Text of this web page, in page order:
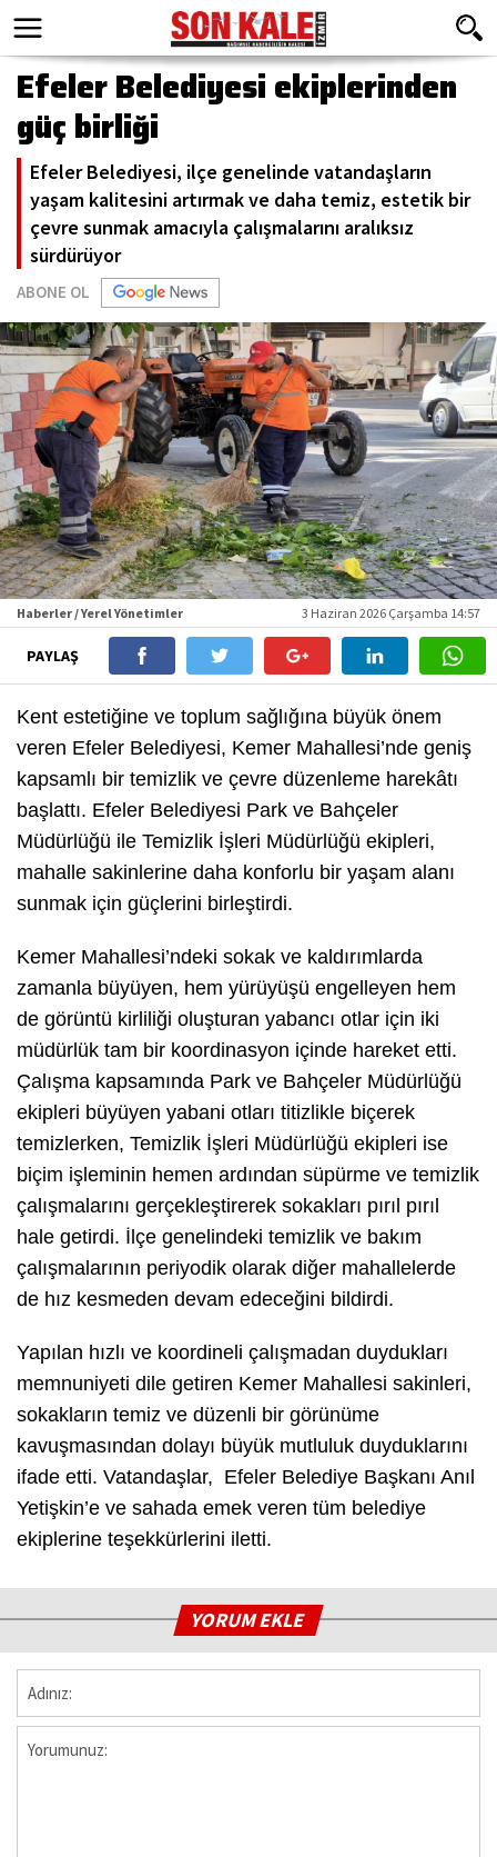
Efeler Belediyesi ekiplerinden
güç birliği
Efeler Belediyesi, ilçe genelinde vatandaşların
yaşam kalitesini artırmak ve daha temiz, estetik bir
çevre sunmak amacıyla çalışmalarını aralıksız
sürdürüyor
ABONE OL
Haberler / Yerel Yönetimler 3 Haziran 2026 Çarşamba 14:57
PAYLAŞ
Kent estetiğine ve toplum sağlığına büyük önem
veren Efeler Belediyesi, Kemer Mahallesi’nde geniş
kapsamlı bir temizlik ve çevre düzenleme harekâtı
başlattı. Efeler Belediyesi Park ve Bahçeler
Müdürlüğü ile Temizlik İşleri Müdürlüğü ekipleri,
mahalle sakinlerine daha konforlu bir yaşam alanı
sunmak için güçlerini birleştirdi.
Kemer Mahallesi’ndeki sokak ve kaldırımlarda
zamanla büyüyen, hem yürüyüşü engelleyen hem
de görüntü kirliliği oluşturan yabancı otlar için iki
müdürlük tam bir koordinasyon içinde hareket etti.
Çalışma kapsamında Park ve Bahçeler Müdürlüğü
ekipleri büyüyen yabani otları titizlikle biçerek
temizlerken, Temizlik İşleri Müdürlüğü ekipleri ise
biçim işleminin hemen ardından süpürme ve temizlik
çalışmalarını gerçekleştirerek sokakları pırıl pırıl
hale getirdi. İlçe genelindeki temizlik ve bakım
çalışmalarının periyodik olarak diğer mahallelerde
de hız kesmeden devam edeceğini bildirdi.
Yapılan hızlı ve koordineli çalışmadan duydukları
memnuniyeti dile getiren Kemer Mahallesi sakinleri,
sokakların temiz ve düzenli bir görünüme
kavuşmasından dolayı büyük mutluluk duyduklarını
ifade etti. Vatandaşlar, Efeler Belediye Başkanı Anıl
Yetişkin’e ve sahada emek veren tüm belediye
ekiplerine teşekkürlerini iletti.
YORUM EKLE